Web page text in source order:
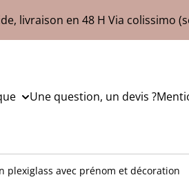
livraison en 48 H Via colissimo
Une question, un devis ?
plexiglass avec prénom et décoration